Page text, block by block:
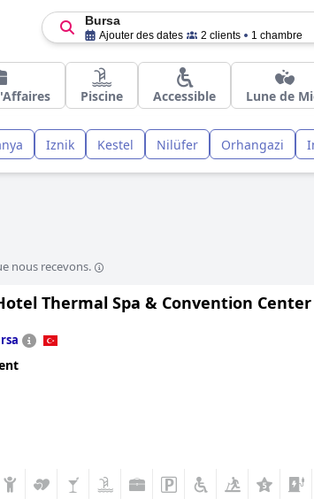
Bursa
Ajouter des dates 2 clients 1 chambre
Piscine Accessible Lune de
Iznik Kestel Nilüfer Orhangazi
nous recevons.
Thermal Spa & Convention Center